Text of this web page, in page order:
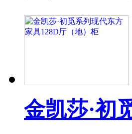
金凯莎·初